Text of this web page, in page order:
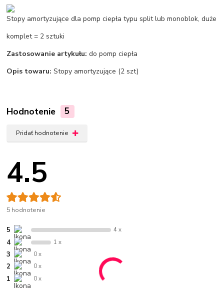
Stopy amortyzujące dla pomp ciepła typu split lub monoblok, duże
komplet = 2 sztuki
Zastosowanie artykułu: do pomp ciepła
Opis towaru: Stopy amortyzujące (2 szt)
Hodnotenie 5
Pridať hodnotenie
4.5
5 hodnotenie
5 4 x
4 1 x
3 0 x
2 0 x
1 0 x